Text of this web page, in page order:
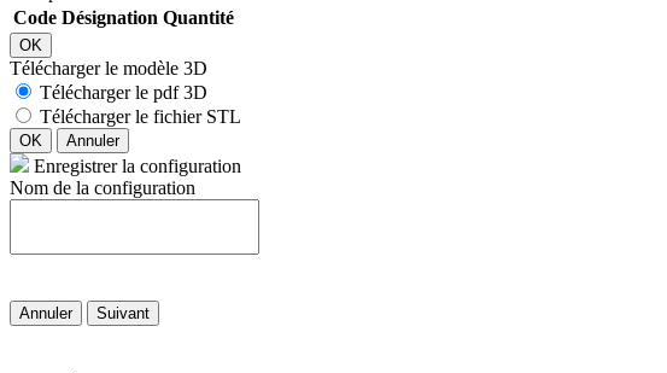
Code Désignation Quantité
OK
Télécharger le modèle 3D
Télécharger le pdf 3D
Télécharger le fichier STL
OK Annuler
Enregistrer la configuration
Nom de la configuration
Annuler Suivant